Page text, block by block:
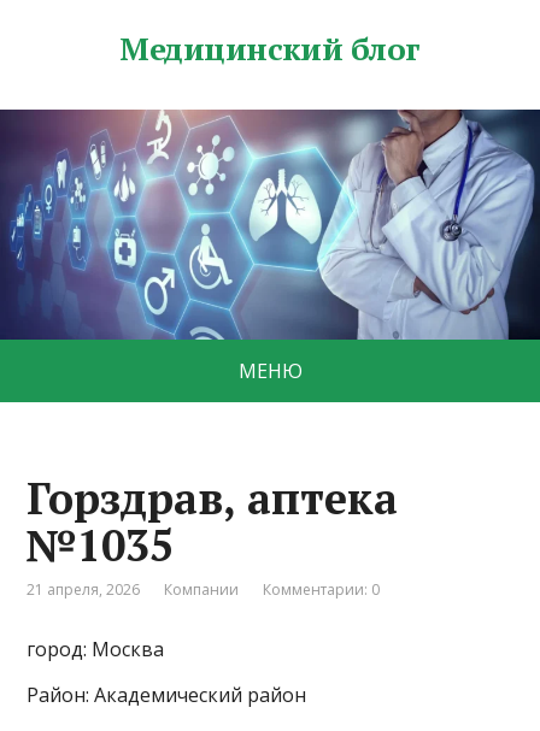
Медицинский блог
МЕНЮ
Горздрав, аптека
№1035
21 апреля, 2026 Компании Комментарии: 0
город: Москва
Район: Академический район